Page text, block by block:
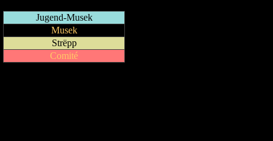
Jugend-Musek
Musek
Strëpp
Comité